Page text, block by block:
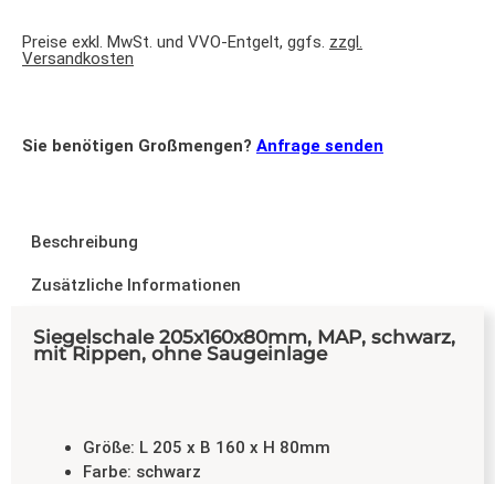
Preise exkl. MwSt. und VVO-Entgelt, ggfs. zzgl.
Versandkosten
Sie benötigen Großmengen? Anfrage senden
Beschreibung
Zusätzliche Informationen
Siegelschale 205x160x80mm, MAP, schwarz,
mit Rippen, ohne Saugeinlage
Größe: L 205 x B 160 x H 80mm
Farbe: schwarz